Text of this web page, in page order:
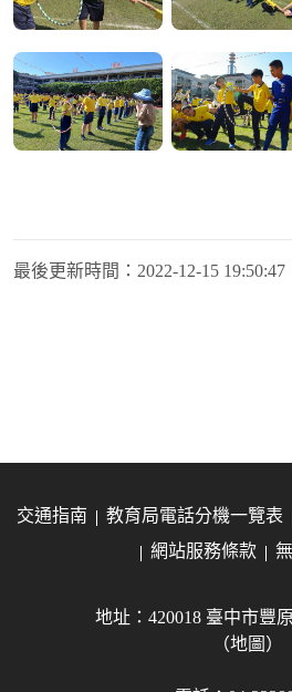
最後更新時間： 2022-12-15 19:50:47
交通指南 教育局電話分機一覽表
網站服務條款
地址：420018 臺中市豐
（地圖）